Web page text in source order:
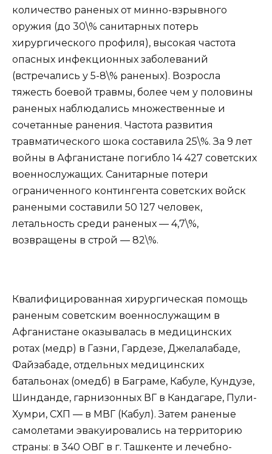
количество раненых от минно-взрывного
оружия (до 30\% санитарных потерь
хирургического профиля), высокая частота
опасных инфекционных заболеваний
(встречались у 5-8\% раненых). Возросла
тяжесть боевой травмы, более чем у половины
раненых наблюдались множественные и
сочетанные ранения. Частота развития
травматического шока составила 25\%. За 9 лет
войны в Афганистане погибло 14 427 советских
военнослужащих. Санитарные потери
ограниченного контингента советских войск
ранеными составили 50 127 человек,
летальность среди раненых — 4,7\%,
возвращены в строй — 82\%.
Квалифицированная хирургическая помощь
раненым советским военнослужащим в
Афганистане оказывалась в медицинских
ротах (медр) в Газни, Гардезе, Джелалабаде,
Файзабаде, отдельных медицинских
батальонах (омедб) в Баграме, Кабуле, Кундузе,
Шинданде, гарнизонных ВГ в Кандагаре, Пули-
Хумри, СХП — в МВГ (Кабул). Затем раненые
самолетами эвакуировались на территорию
страны: в 340 ОВГ в г. Ташкенте и лечебно-